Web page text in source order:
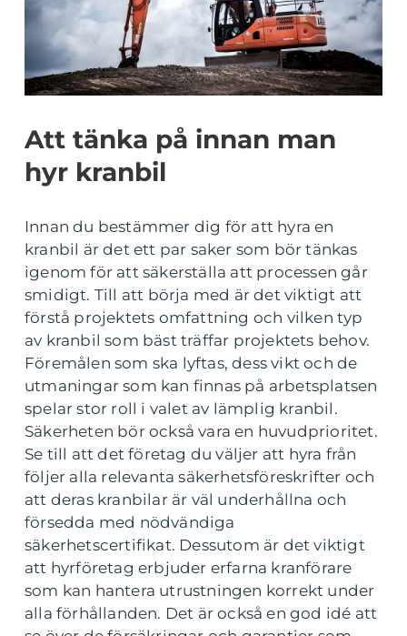
Att tänka på innan man
hyr kranbil
Innan du bestämmer dig för att hyra en
kranbil är det ett par saker som bör tänkas
igenom för att säkerställa att processen går
smidigt. Till att börja med är det viktigt att
förstå projektets omfattning och vilken typ
av kranbil som bäst träffar projektets behov.
Föremålen som ska lyftas, dess vikt och de
utmaningar som kan finnas på arbetsplatsen
spelar stor roll i valet av lämplig kranbil.
Säkerheten bör också vara en huvudprioritet.
Se till att det företag du väljer att hyra från
följer alla relevanta säkerhetsföreskrifter och
att deras kranbilar är väl underhållna och
försedda med nödvändiga
säkerhetscertifikat. Dessutom är det viktigt
att hyrföretag erbjuder erfarna kranförare
som kan hantera utrustningen korrekt under
alla förhållanden. Det är också en god idé att